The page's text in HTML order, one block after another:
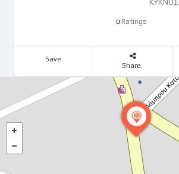
ΚΥΚΝΟΣ
0 Ratings
Save
Share